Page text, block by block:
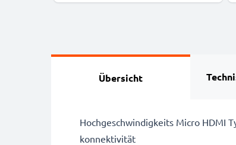
Übersicht
Hochgeschwindigkeits Micro HDMI
konnektivität